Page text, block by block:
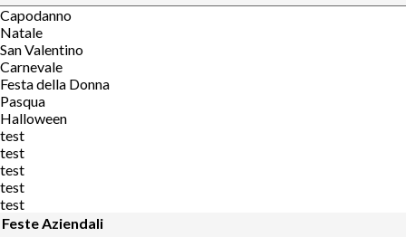
Capodanno
Natale
San Valentino
Carnevale
Festa della Donna
Pasqua
Halloween
test
test
test
test
test
Feste Aziendali